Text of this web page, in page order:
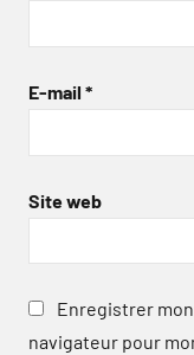
E-mail *
Site web
Enregistrer
navigateur pour